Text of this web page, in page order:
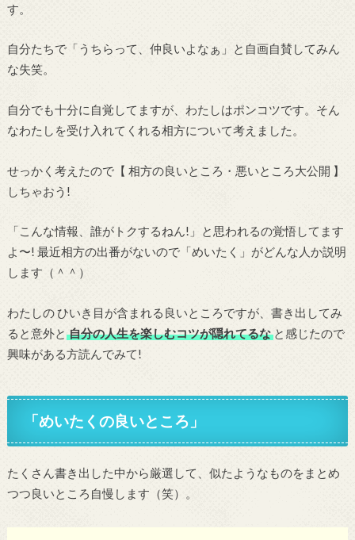
す。
自分たちで「うちらって、仲良いよなぁ」と自画自賛してみん
な失笑。
自分でも十分に自覚してますが、わたしはポンコツです。そん
なわたしを受け入れてくれる相方について考えました。
せっかく考えたので【 相方の良いところ・悪いところ大公開 】
しちゃおう!
「こんな情報、誰がトクするねん!」と思われるの覚悟してます
よ〜! 最近相方の出番がないので「めいたく」がどんな人か説明
します（＾＾）
わたしの ひいき目が含まれる良いところですが、書き出してみ
ると意外と 自分の人生を楽しむコツが隠れてるなと感じたので
興味がある方読んでみて!
「めいたくの良いところ」
たくさん書き出した中から厳選して、似たようなものをまとめ
つつ良いところ自慢します（笑）。